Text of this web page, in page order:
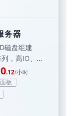
务器
磁盘组建
，高IO、高
弹性扩展计
快速、部署更
0.12/小时
板